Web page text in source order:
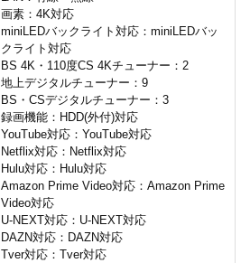
画素：4K対応
miniLEDバックライト対応：miniLEDバッ
クライト対応
BS 4K・110度CS 4Kチューナー：2
地上デジタルチューナー：9
BS・CSデジタルチューナー：3
録画機能：HDD(外付)対応
YouTube対応：YouTube対応
Netflix対応：Netflix対応
Hulu対応：Hulu対応
Amazon Prime Video対応：Amazon Prime
Video対応
U-NEXT対応：U-NEXT対応
DAZN対応：DAZN対応
Tver対応：Tver対応